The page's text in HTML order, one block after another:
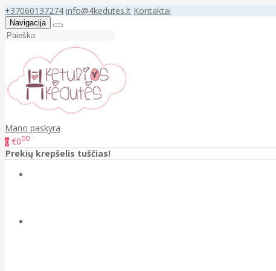
+37060137274 info@4kedutes.lt Kontaktai
Navigacija
Mano paskyra
0 €000
Prekių krepšelis tuščias!